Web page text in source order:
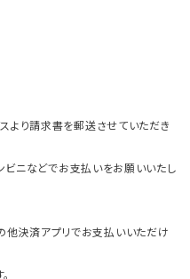
より請求書を郵送させていただき
ビニなどでお支払いをお願いいたし
他決済アプリでお支払いいただけ